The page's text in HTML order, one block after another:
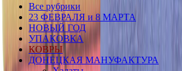
Все рубрики
23 ФЕВРАЛЯ и 8 МАРТА
НОВЫЙ ГОД
УПАКОВКА
КОВРЫ
ДОНЕЦКАЯ МАНУФАКТУРА